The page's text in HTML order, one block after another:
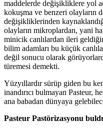
maddelerde değişikliklere yol
kokuşma ve benzeri olayların
değişikliklerinden
olayların mikroplardan, yani
minicik canlılardan ileri
bilim adamları bu küçük
değil sonucu olarak
türemesi demekti.
Yüzyıllardır sürüp giden bu
inandırıcı bulmayan Pasteur,
ana babadan dünyaya
Pasteur Pastörizasyonu